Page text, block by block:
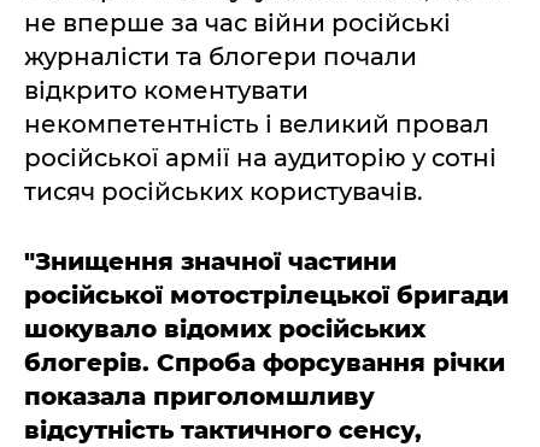
не вперше за час війни російські
журналісти та блогери почали
відкрито коментувати
некомпетентність і великий провал
російської армії на аудиторію у сотні
тисяч російських користувачів.
"Знищення значної частини
російської мотострілецької бригади
шокувало відомих російських
блогерів. Спроба форсування річки
показала приголомшливу
відсутність тактичного сенсу,